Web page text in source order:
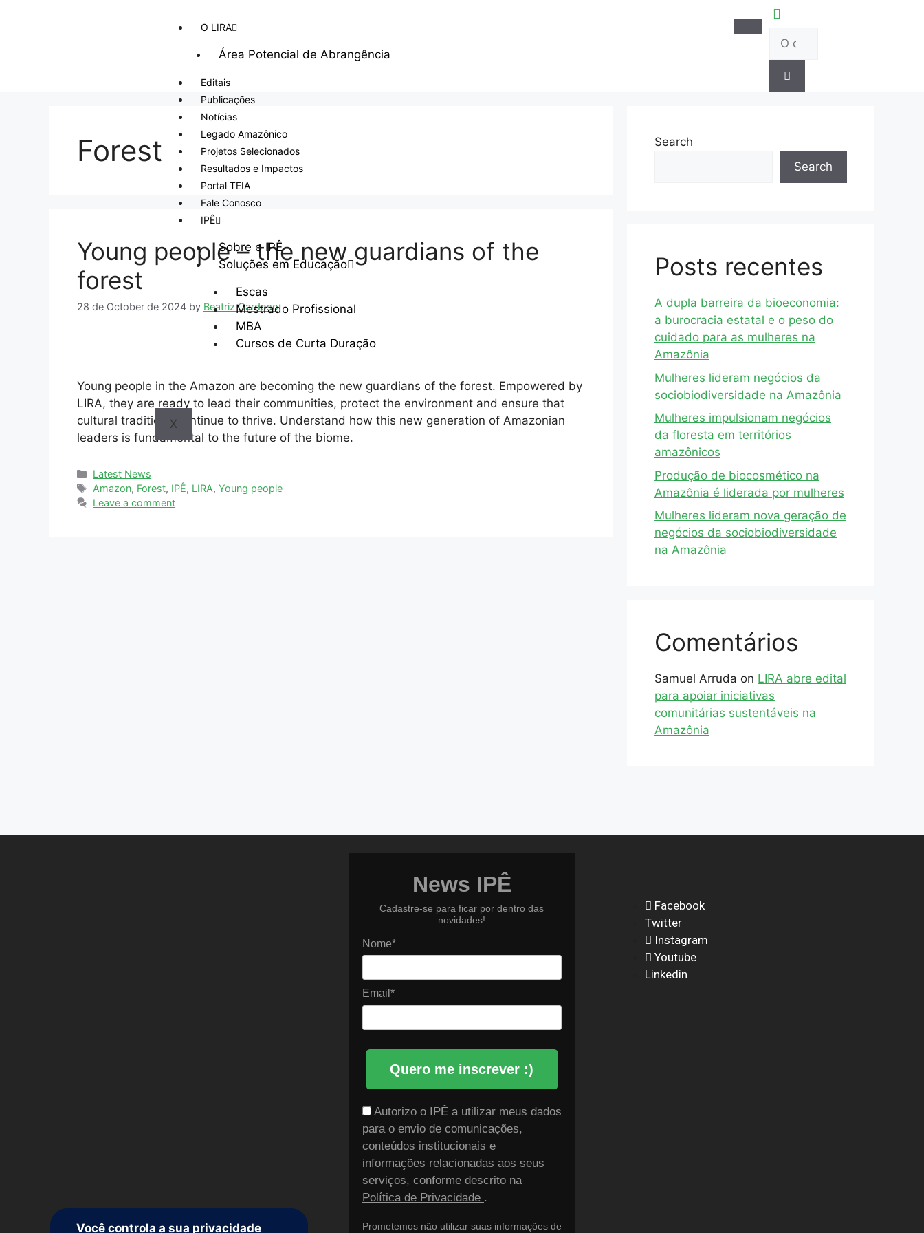
O LIRA
Área Potencial de Abrangência
Editais
Publicações
Notícias
Legado Amazônico
Projetos Selecionados
Resultados e Impactos
Portal TEIA
Fale Conosco
IPÊ
Sobre o IPÊ
Soluções em Educação
Escas
Mestrado Profissional
MBA
Cursos de Curta Duração
X
Forest
Young people – the new guardians of the
forest
28 de October de 2024 by Beatriz Cardoso
Young people in the Amazon are becoming the new guardians of the forest. Empowered by
LIRA, they are ready to lead their communities, protect the environment and ensure that
cultural traditions continue to thrive. Understand how this new generation of Amazonian
leaders is fundamental to the future of the biome.
Latest News
Amazon, Forest, IPÊ, LIRA,Young people
Leave a comment
Search
Search
Posts recentes
A dupla barreira da bioeconomia:
a burocracia estatal e o peso do
cuidado para as mulheres na
Amazônia
Mulheres lideram negócios da
sociobiodiversidade na Amazônia
Mulheres impulsionam negócios
da floresta em territórios
amazônicos
Produção de biocosmético na
Amazônia é liderada por mulheres
Mulheres lideram nova geração de
negócios da sociobiodiversidade
na Amazônia
Comentários
Samuel Arruda on LIRA abre edital
para apoiar iniciativas
comunitárias sustentáveis na
Amazônia
News IPÊ
Cadastre-se para ficar por dentro das
novidades!
Nome*
Email*
Quero me inscrever :)
Autorizo o IPÊ a utilizar meus dados
para o envio de comunicações,
conteúdos institucionais e
informações relacionadas aos seus
serviços, conforme descrito na
Política de Privacidade .
Prometemos não utilizar suas informações de
Facebook
Twitter
Instagram
Youtube
Linkedin
Você controla a sua privacidade